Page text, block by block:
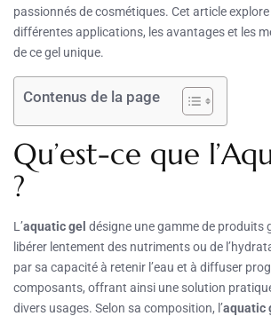
passionnés de cosmétiques. Cet article
différentes applications, les avantages et les
de ce gel unique.
Contenus de la page
Qu’est-ce que
?
L’aquatic gel désigne une gamme de produits
libérer lentement des nutriments ou de
par sa capacité à retenir l’eau et à diffuser
composants, offrant ainsi une solution
divers usages. Selon sa composition, l’aquatic